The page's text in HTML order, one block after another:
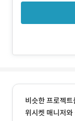
비슷한 프로젝
위시켓 매니저와